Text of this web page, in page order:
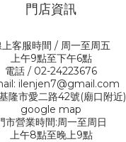
門店資訊
上客服時間 / 周一至周五
上午9點至下午6點
電話 / 02-24223676
ilenjen7@gmail.com
隆市愛二路42號(廟口附近)
google map
市營業時間:周一至周日
上午8點至晚上9點